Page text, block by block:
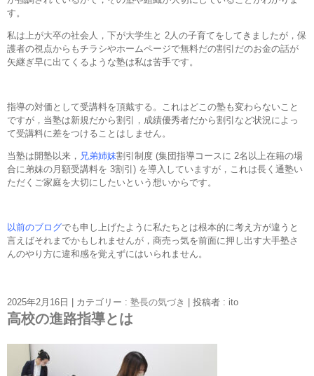
す。
私は上が大卒の社会人，下が大学生と 2人の子育てをしてきましたが，保
護者の視点からもチラシやホームページで無料だの割引だのお金の話が
矢継ぎ早に出てくるような塾は私は苦手です。
指導の対価として受講料を頂戴する。これはどこの塾も変わらないこと
ですが，当塾は新規だから割引，成績優秀者だから割引など状況によっ
て受講料に差をつけることはしません。
当塾は開塾以来， 兄弟姉妹割引制度 (集団指導コースに 2名以上在籍の場
合に弟妹の月額受講料を 3割引) を導入していますが，これは長く通塾い
ただくご家庭を大切にしたいという想いからです。
以前のブログでも申し上げたように私たちとは根本的に考え方が違うと
言えばそれまでかもしれませんが，商売っ気を前面に押し出す大手塾さ
んのやり方に違和感を覚えずにはいられません。
2025年2月16日 カテゴリー : 塾長の気づき 投稿者 : ito
高校の進路指導とは